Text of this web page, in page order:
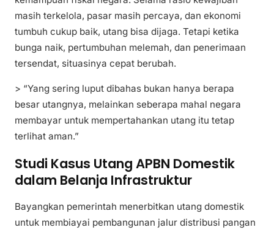
masih terkelola, pasar masih percaya, dan ekonomi
tumbuh cukup baik, utang bisa dijaga. Tetapi ketika
bunga naik, pertumbuhan melemah, dan penerimaan
tersendat, situasinya cepat berubah.
> “Yang sering luput dibahas bukan hanya berapa
besar utangnya, melainkan seberapa mahal negara
membayar untuk mempertahankan utang itu tetap
terlihat aman.”
Studi Kasus Utang APBN Domestik
dalam Belanja Infrastruktur
Bayangkan pemerintah menerbitkan utang domestik
untuk membiayai pembangunan jalur distribusi pangan